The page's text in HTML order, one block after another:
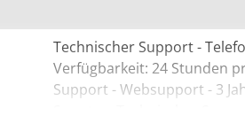
Technischer Support -
Verfügbarkeit: 24 Stunden
Support - Websupport - 3